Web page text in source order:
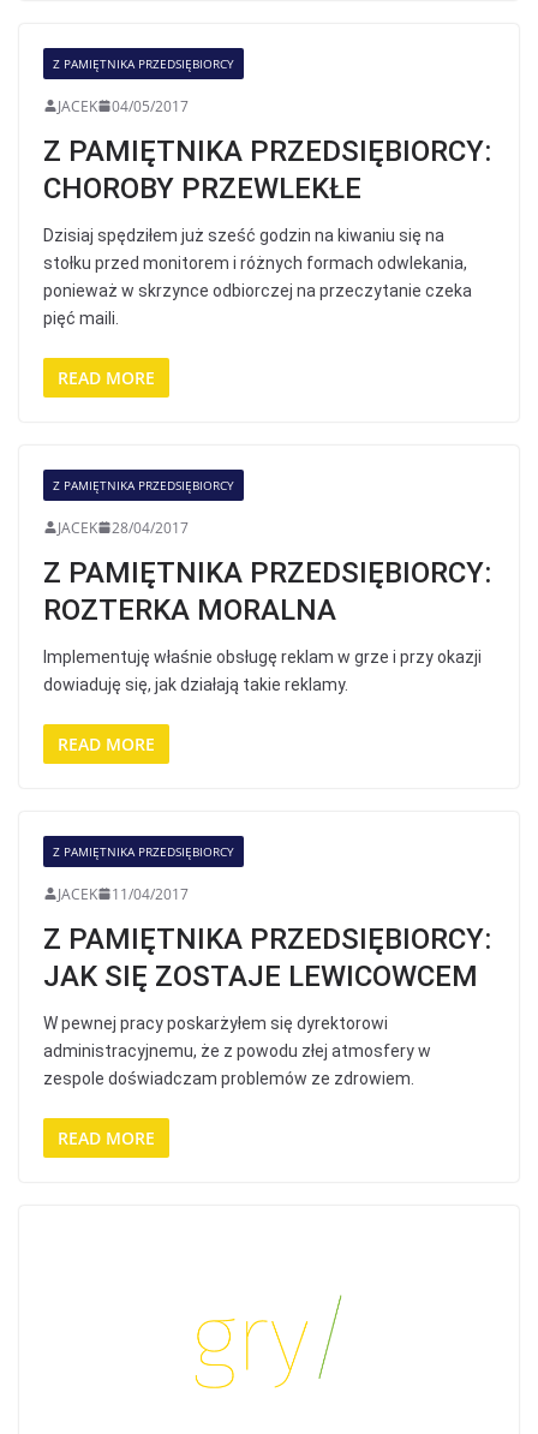
Z PAMIĘTNIKA PRZEDSIĘBIORCY
JACEK 04/05/2017
Z PAMIĘTNIKA PRZEDSIĘBIORCY:
CHOROBY PRZEWLEKŁE
Dzisiaj spędziłem już sześć godzin na kiwaniu się na
stołku przed monitorem i różnych formach odwlekania,
ponieważ w skrzynce odbiorczej na przeczytanie czeka
pięć maili.
READ MORE
Z PAMIĘTNIKA PRZEDSIĘBIORCY
JACEK 28/04/2017
Z PAMIĘTNIKA PRZEDSIĘBIORCY:
ROZTERKA MORALNA
Implementuję właśnie obsługę reklam w grze i przy okazji
dowiaduję się, jak działają takie reklamy.
READ MORE
Z PAMIĘTNIKA PRZEDSIĘBIORCY
JACEK 11/04/2017
Z PAMIĘTNIKA PRZEDSIĘBIORCY:
JAK SIĘ ZOSTAJE LEWICOWCEM
W pewnej pracy poskarżyłem się dyrektorowi
administracyjnemu, że z powodu złej atmosfery w
zespole doświadczam problemów ze zdrowiem.
READ MORE